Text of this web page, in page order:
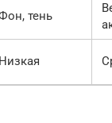
тень
Низкая